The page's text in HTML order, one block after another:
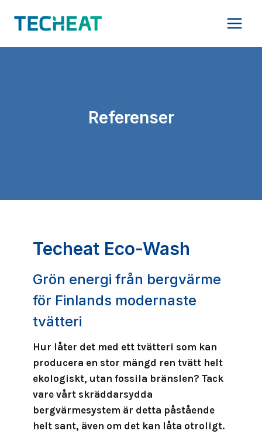
Referenser
Techeat Eco-Wash
Grön energi från bergvärme
för Finlands modernaste
tvätteri
Hur låter det med ett tvätteri som kan
producera en stor mängd ren tvätt helt
ekologiskt, utan fossila bränslen? Tack
vare vårt skräddarsydda
bergvärmesystem är detta påstående
helt sant, även om det kan låta otroligt.